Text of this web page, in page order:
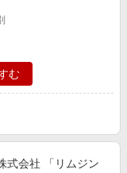
む
式会社 「リムジン